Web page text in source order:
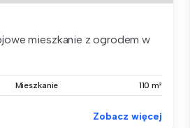
mieszkanie z ogrodem w
Mieszkanie 110 m²
Zobacz więcej